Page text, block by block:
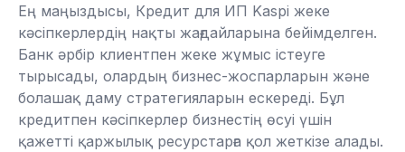
Ең маңыздысы, Кредит для ИП Kaspi жеке
кәсіпкерлердің нақты жағдайларына бейімделген.
Банк әрбір клиентпен жеке жұмыс істеуге
тырысады, олардың бизнес-жоспарларын және
болашақ даму стратегияларын ескереді. Бұл
кредитпен кәсіпкерлер бизнестің өсуі үшін
қажетті қаржылық ресурстарға қол жеткізе алады.